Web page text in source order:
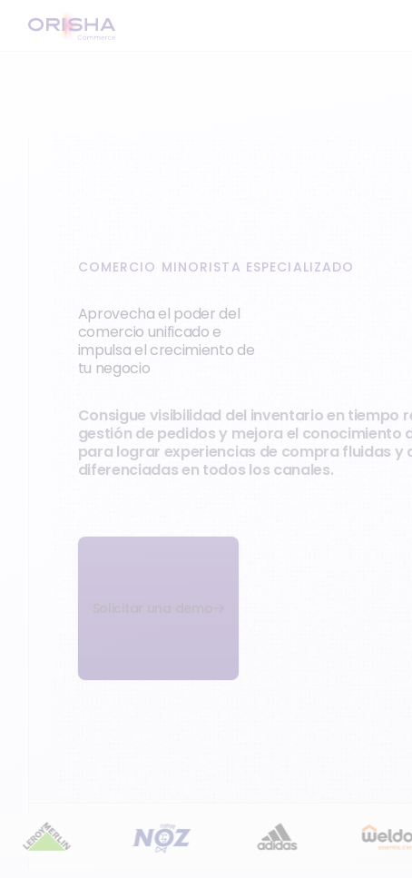
COMERCIO MINORISTA ESPECIALIZADO
Aprovecha el poder del
comercio unificado e
impulsa el crecimiento de
tu negocio
Consigue visibilidad del inventario en tiempo
gestión de pedidos y mejora el conocimiento
para lograr experiencias de compra fluidas y
diferenciadas en todos los canales.
Solicitar una demo